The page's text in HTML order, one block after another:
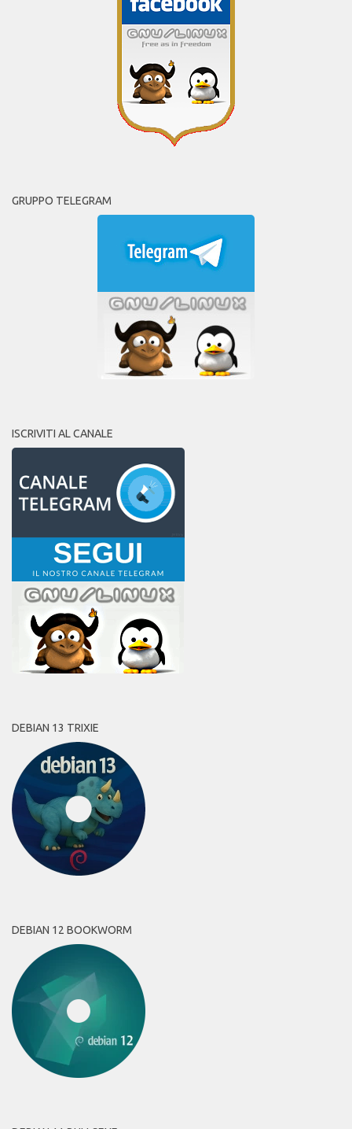
GRUPPO TELEGRAM
ISCRIVITI AL CANALE
DEBIAN 13 TRIXIE
DEBIAN 12 BOOKWORM